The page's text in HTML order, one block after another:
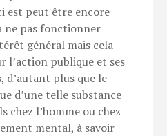
est peut être encore
ne pas fonctionner
général mais cela
l’action publique et ses
d’autant plus que le
d’une telle substance
chez l’homme ou chez
mental, à savoir